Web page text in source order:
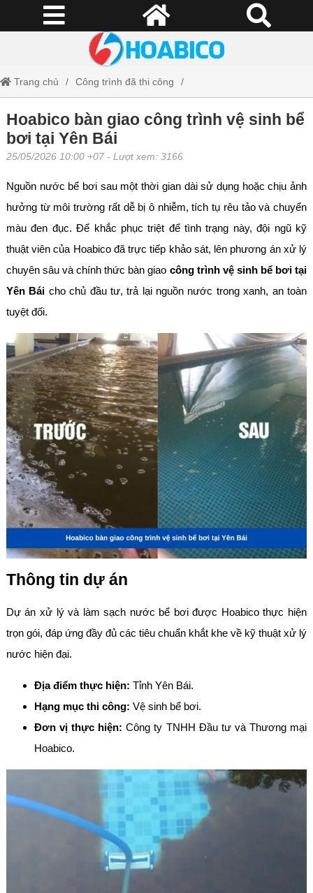
Trang chủ Công trình đã thi công
Hoabico bàn giao công trình vệ sinh bể bơi tại Yên Bái
Hoabico bàn giao công trình vệ sinh bể
bơi tại Yên Bái
25/05/2026 10:00 +07 - Lượt xem: 3166
Nguồn nước bể bơi sau một thời gian dài sử dụng hoặc chịu ảnh
hưởng từ môi trường rất dễ bị ô nhiễm, tích tụ rêu tảo và chuyển
màu đen đục. Để khắc phục triệt để tình trạng này, đội ngũ kỹ
thuật viên của Hoabico đã trực tiếp khảo sát, lên phương án xử lý
chuyên sâu và chính thức bàn giao công trình vệ sinh bể bơi tại
Yên Bái cho chủ đầu tư, trả lại nguồn nước trong xanh, an toàn
tuyệt đối.
Thông tin dự án
Dự án xử lý và làm sạch nước bể bơi được Hoabico thực hiện
trọn gói, đáp ứng đầy đủ các tiêu chuẩn khắt khe về kỹ thuật xử lý
nước hiện đại.
Địa điểm thực hiện: Tỉnh Yên Bái.
Hạng mục thi công: Vệ sinh bể bơi.
Đơn vị thực hiện: Công ty TNHH Đầu tư và Thương mại
Hoabico.